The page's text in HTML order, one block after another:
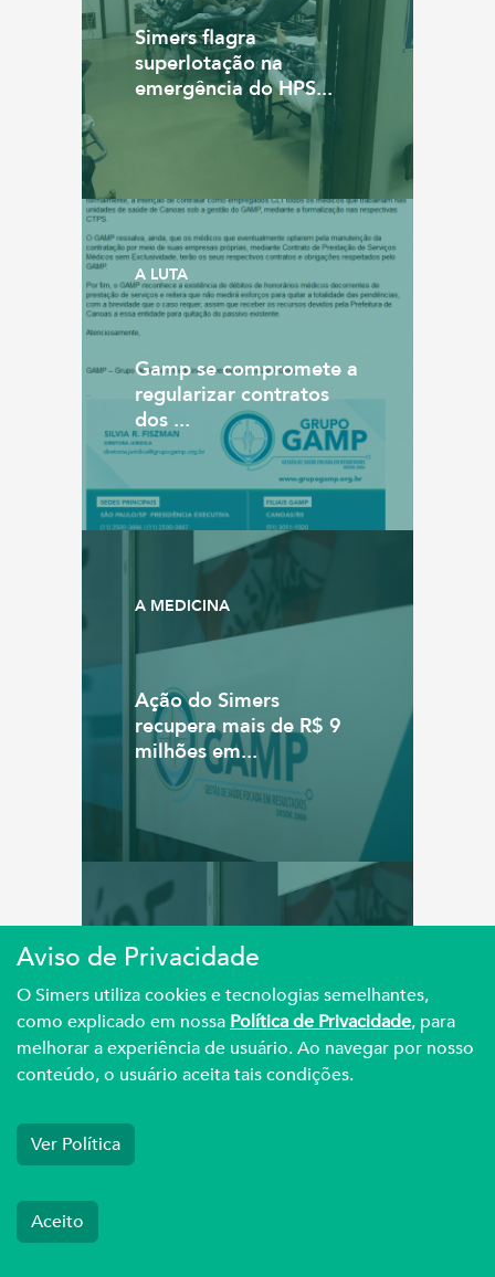
Simers flagra
superlotação na
emergência do HPS...
A LUTA
Gamp se compromete a
regularizar contratos
dos ...
A MEDICINA
Ação do Simers
recupera mais de R$ 9
milhões em...
Negociações com o
Gamp
Aviso de Privacidade
O Simers utiliza cookies e tecnologias semelhantes,
como explicado em nossa Política de Privacidade, para
melhorar a experiência de usuário. Ao navegar por nosso
conteúdo, o usuário aceita tais condições.
Ver Política
Aceito